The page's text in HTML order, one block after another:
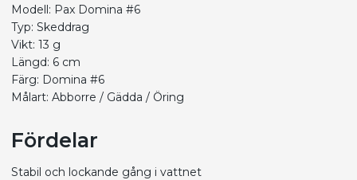
Modell: Pax Domina #6
Typ: Skeddrag
Vikt: 13 g
Längd: 6 cm
Färg: Domina #6
Målart: Abborre / Gädda / Öring
Fördelar
Stabil och lockande gång i vattnet